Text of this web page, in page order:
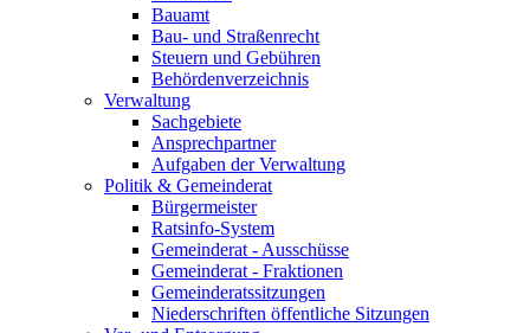
Bauamt
Bau- und Straßenrecht
Steuern und Gebühren
Behördenverzeichnis
Verwaltung
Sachgebiete
Ansprechpartner
Aufgaben der Verwaltung
Politik & Gemeinderat
Bürgermeister
Ratsinfo-System
Gemeinderat - Ausschüsse
Gemeinderat - Fraktionen
Gemeinderatssitzungen
Niederschriften öffentliche Sitzungen